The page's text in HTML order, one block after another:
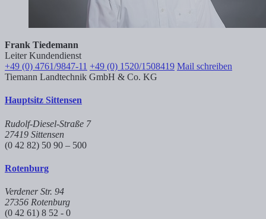
Frank Tiedemann
Leiter Kundendienst
+49 (0) 4761/9847-11 +49 (0) 1520/1508419 Mail schreiben
Tiemann Landtechnik GmbH & Co. KG
Hauptsitz Sittensen
Rudolf-Diesel-Straße 7
27419 Sittensen
(0 42 82) 50 90 – 500
Rotenburg
Verdener Str. 94
27356 Rotenburg
(0 42 61) 8 52 - 0